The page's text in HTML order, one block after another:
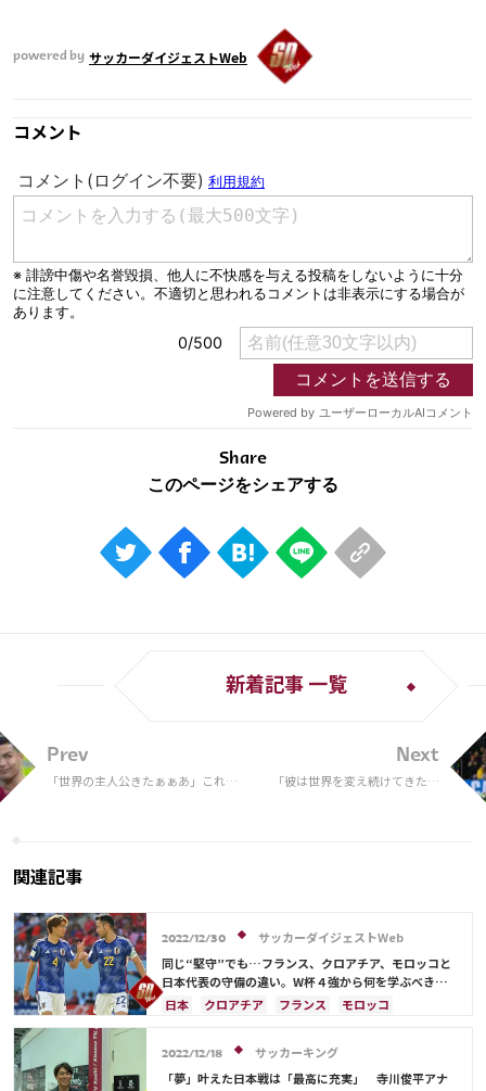
powered by サッカーダイジェストWeb
コメント
Share
Prev
「世界の主人公きたぁぁあ」これぞ
新着記事 一覧
Next
「彼は世界を変え続けてきた。
関連記事
2022/12/30
サッカーダイジェストWeb
同じ“堅守”でも…フランス、クロアチア、モロッコと
日本代表の守備の違い。W杯４強から何を学ぶべき
か？【小宮良之の日本サッカー兵法書】
日本 クロアチア フランス
モロッコ
ドイツ
コスタリカ
吉田 麻也
ルカ・モドリッチ
板倉 滉
2022/12/18
サッカーキング
「夢」叶えた日本戦は「最高に充実」 寺川俊平アナ